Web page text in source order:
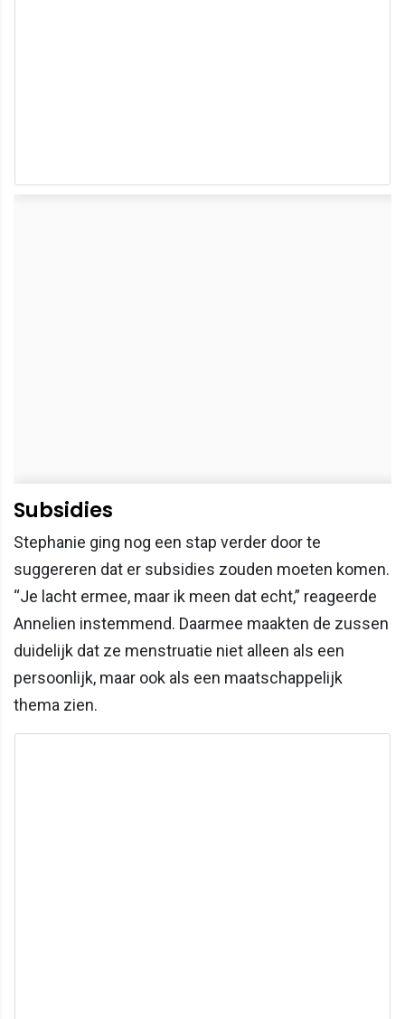
Subsidies
Stephanie ging nog een stap verder door te
suggereren dat er subsidies zouden moeten komen.
“Je lacht ermee, maar ik meen dat echt,” reageerde
Annelien instemmend. Daarmee maakten de zussen
duidelijk dat ze menstruatie niet alleen als een
persoonlijk, maar ook als een maatschappelijk
thema zien.